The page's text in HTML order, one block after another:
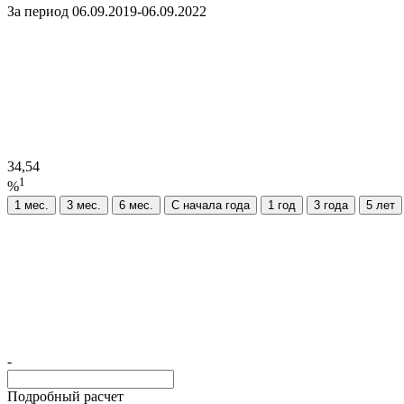
За период 06.09.2019-06.09.2022
34,54
%1
1 мес.
3 мес. 6 мес. C начала года 1 год 3 года 5 лет
-
Подробный расчет